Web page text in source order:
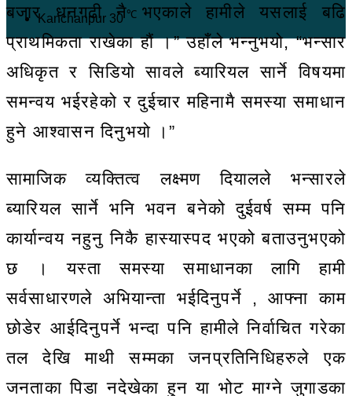
Kanchanpur 30 ℃
बजार धनगढी नै भएकाले हामीले यसलाई बढि
प्राथमिकता राखेका हौं ।” उहाँले भन्नुभयो, “भन्सार
अधिकृत र सिडियो सावले ब्यारियल सार्ने विषयमा
समन्वय भईरहेको र दुईचार महिनामै समस्या समाधान
हुने आश्वासन दिनुभयो ।”
सामाजिक व्यक्तित्व लक्ष्मण दियालले भन्सारले
ब्यारियल सार्ने भनि भवन बनेको दुईवर्ष सम्म पनि
कार्यान्वय नहुनु निकै हास्यास्पद भएको बताउनुभएको
छ । यस्ता समस्या समाधानका लागि हामी
सर्वसाधारणले अभियान्ता भईदिनुपर्ने , आफ्ना काम
छोडेर आईदिनुपर्ने भन्दा पनि हामीले निर्वाचित गरेका
तल देखि माथी सम्मका जनप्रतिनिधिहरुले एक
जनताका पिडा नदेखेका हुन या भोट माग्ने जुगाडका